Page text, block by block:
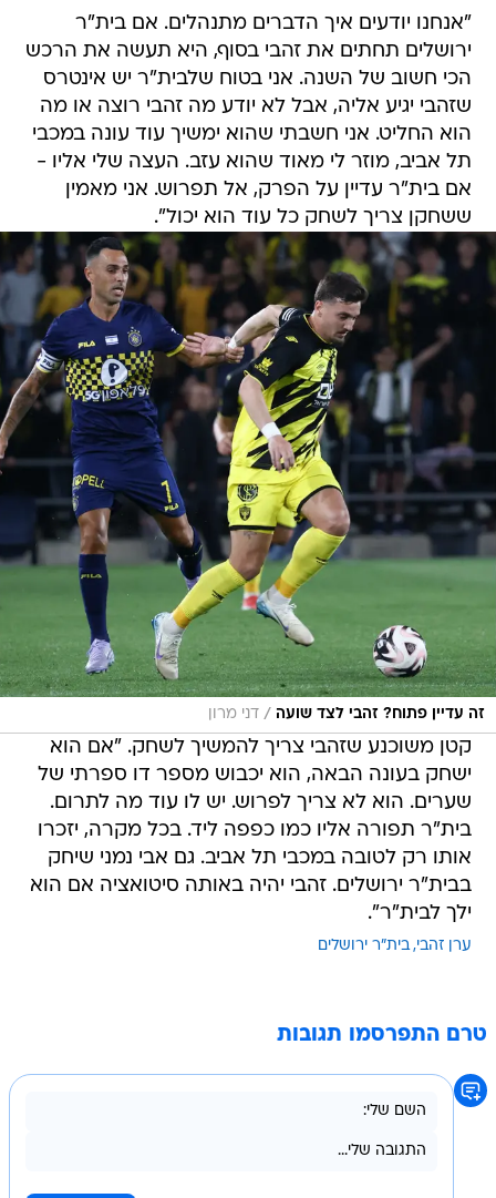
"אנחנו יודעים איך הדברים מתנהלים. אם בית"ר
ירושלים תחתים את זהבי בסוף, היא תעשה את הרכש
הכי חשוב של השנה. אני בטוח שלבית"ר יש אינטרס
שזהבי יגיע אליה, אבל לא יודע מה זהבי רוצה או מה
הוא החליט. אני חשבתי שהוא ימשיך עוד עונה במכבי
תל אביב, מוזר לי מאוד שהוא עזב. העצה שלי אליו -
אם בית"ר עדיין על הפרק, אל תפרוש. אני מאמין
ששחקן צריך לשחק כל עוד הוא יכול".
זה עדיין פתוח? זהבי לצד שועה / דני מרון
קטן משוכנע שזהבי צריך להמשיך לשחק. "אם הוא
ישחק בעונה הבאה, הוא יכבוש מספר דו ספרתי של
שערים. הוא לא צריך לפרוש. יש לו עוד מה לתרום.
בית"ר תפורה אליו כמו כפפה ליד. בכל מקרה, יזכרו
אותו רק לטובה במכבי תל אביב. גם אבי נמני שיחק
בבית"ר ירושלים. זהבי יהיה באותה סיטואציה אם הוא
ילך לבית"ר".
ערן זהבי בית"ר ירושלים
טרם התפרסמו תגובות